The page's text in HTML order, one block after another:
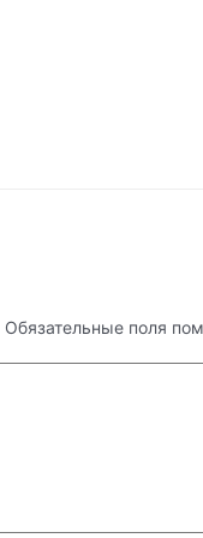
Обязательные поля